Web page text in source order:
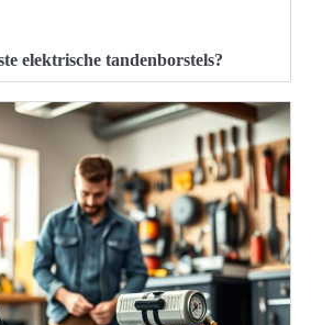
elektrische tandenborstels?